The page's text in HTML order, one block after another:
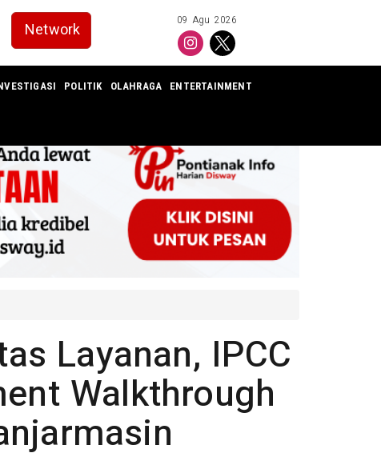
Network 09 Agu 2026
POLITIK OLAHRAGA ENTERTAINMENT
Layanan, IPCC
Walkthrough